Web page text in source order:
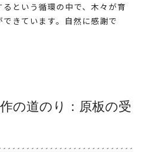
という循環の中で、木々が育
きています。自然に感謝で
の道のり：原板の受